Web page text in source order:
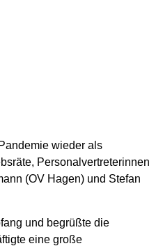
wieder als
Personalvertreterinnen
(OV Hagen) und Stefan
und begrüßte die
eine große